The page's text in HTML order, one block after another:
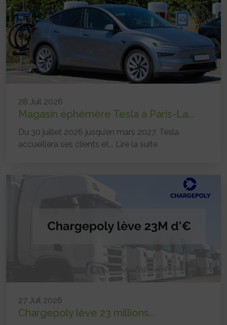
28 Juil 2026
Magasin éphémère Tesla à Paris-La...
Du 30 juillet 2026 jusqu’en mars 2027, Tesla
accueillera ses clients et... Lire la suite
27 Juil 2026
Chargepoly lève 23 millions...